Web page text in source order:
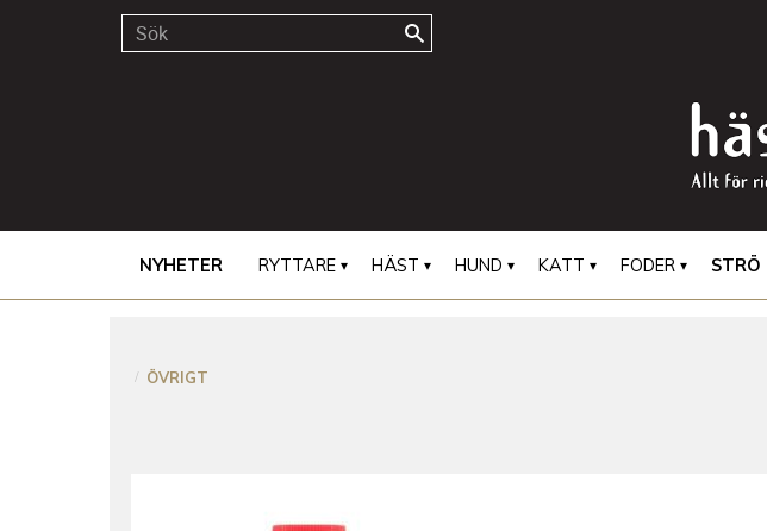
NYHETER RYTTARE HÄST HUND KATT FODER STRÖ
ÖVRIGT